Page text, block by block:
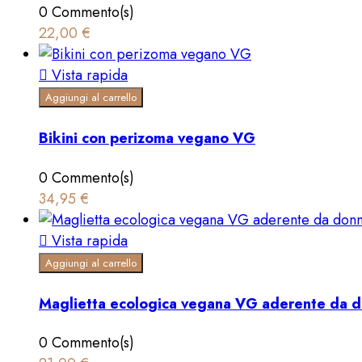
0 Commento(s)
22,00 €
Vista rapida
Aggiungi al carrello
Bikini con perizoma vegano VG
0 Commento(s)
34,95 €
 Vista rapida
Aggiungi al carrello
Maglietta ecologica vegana VG aderente da
0 Commento(s)